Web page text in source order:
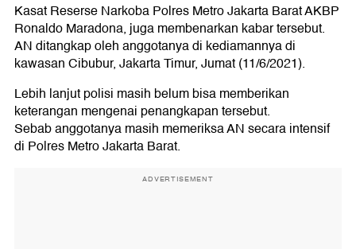
Kasat Reserse Narkoba Polres Metro Jakarta Barat AKBP
Ronaldo Maradona, juga membenarkan kabar tersebut.
AN ditangkap oleh anggotanya di kediamannya di
kawasan Cibubur, Jakarta Timur, Jumat (11/6/2021).
Lebih lanjut polisi masih belum bisa memberikan
keterangan mengenai penangkapan tersebut.
Sebab anggotanya masih memeriksa AN secara intensif
di Polres Metro Jakarta Barat.
ADVERTISEMENT